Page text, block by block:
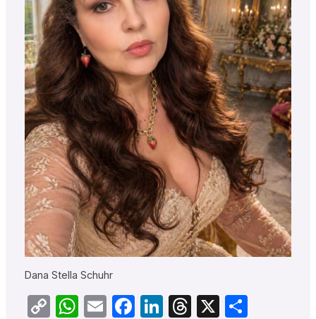
Dana Stella Schuhr
CopyWhatsApp
EmailFacebook
LinkedIn
Threads
X Teilen